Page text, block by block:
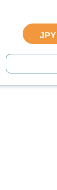
JPY